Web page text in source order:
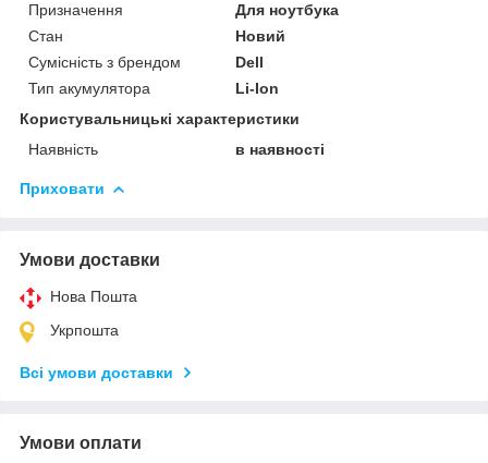
Призначення
Для ноутбука
Стан
Новий
Сумісність з брендом
Dell
Тип акумулятора
Li-Ion
Користувальницькі характеристики
Наявність
в наявності
Приховати
Умови доставки
Нова Пошта
Укрпошта
Всі умови доставки
Умови оплати